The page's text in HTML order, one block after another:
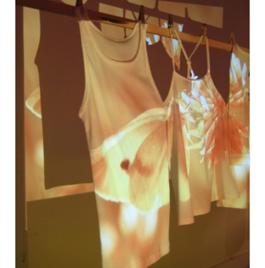
LA HALLE